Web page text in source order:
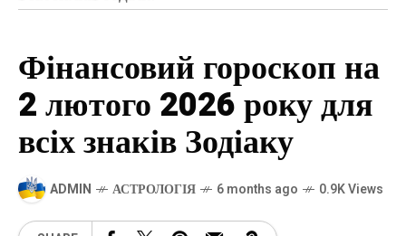
Фінансовий гороскоп на
2 лютого 2026 року для
всіх знаків Зодіаку
ADMIN АСТРОЛОГІЯ 6 months ago 0.9K Views